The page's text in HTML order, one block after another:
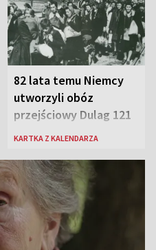
82 lata temu Niemcy
utworzyli obóz
przejściowy Dulag 121
KARTKA Z KALENDARZA